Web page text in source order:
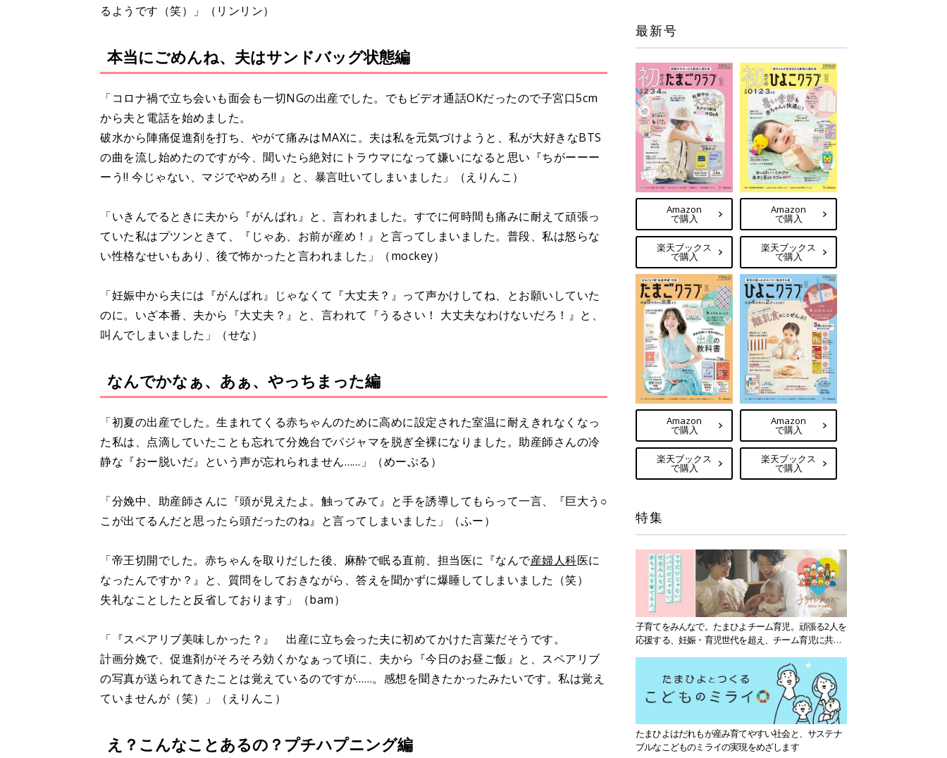
るようです（笑）」（リンリン）
本当にごめんね、夫はサンドバッグ状態編
「コロナ禍で立ち会いも面会も一切NGの出産でした。でもビデオ通話OKだったので子宮口5cm
から夫と電話を始めました。
破水から陣痛促進剤を打ち、やがて痛みはMAXに。夫は私を元気づけようと、私が大好きなBTS
の曲を流し始めたのですが今、聞いたら絶対にトラウマになって嫌いになると思い『ちがーーー
ーう‼ 今じゃない、マジでやめろ‼ 』と、暴言吐いてしまいました」（えりんこ）
「いきんでるときに夫から『がんばれ』と、言われました。すでに何時間も痛みに耐えて頑張っ
ていた私はプツンときて、『じゃあ、お前が産め！』と言ってしまいました。普段、私は怒らな
い性格なせいもあり、後で怖かったと言われました」（mockey）
「妊娠中から夫には『がんばれ』じゃなくて『大丈夫？』って声かけしてね、とお願いしていた
のに。いざ本番、夫から『大丈夫？』と、言われて『うるさい！ 大丈夫なわけないだろ！』と、
叫んでしまいました」（せな）
なんでかなぁ、あぁ、やっちまった編
「初夏の出産でした。生まれてくる赤ちゃんのために高めに設定された室温に耐えきれなくなっ
た私は、点滴していたことも忘れて分娩台でパジャマを脱ぎ全裸になりました。助産師さんの冷
静な『おー脱いだ』という声が忘れられません……」（めーぷる）
「分娩中、助産師さんに『頭が見えたよ。触ってみて』と手を誘導してもらって一言、『巨大う○
こが出てるんだと思ったら頭だったのね』と言ってしまいました」（ふー）
「帝王切開でした。赤ちゃんを取りだした後、麻酔で眠る直前、担当医に『なんで産婦人科医に
なったんですか？』と、質問をしておきながら、答えを聞かずに爆睡してしまいました（笑）
失礼なことしたと反省しております」（bam）
「『スペアリブ美味しかった？』 出産に立ち会った夫に初めてかけた言葉だそうです。
計画分娩で、促進剤がそろそろ効くかなぁって頃に、夫から『今日のお昼ご飯』と、スペアリブ
の写真が送られてきたことは覚えているのですが……。感想を聞きたかったみたいです。私は覚え
ていませんが（笑）」（えりんこ）
え？こんなことあるの？プチハプニング編
最新号
Amazon
で購入
楽天ブックス
で購入
Amazon
で購入
楽天ブックス
で購入
Amazon
で購入
楽天ブックス
で購入
Amazon
で購入
楽天ブックス
で購入
特集
子育てをみんなで。たまひよチーム育児。頑張る2人を
応援する、妊娠・育児世代を超え、チーム育児に共感
たまひよはだれもが産み育てやすい社会と、サステナ
ブルなこどものミライの実現をめざします